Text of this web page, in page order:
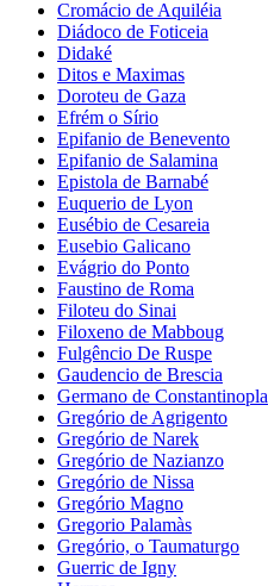
Cromácio de Aquiléia
Diádoco de Foticeia
Didaké
Ditos e Maximas
Doroteu de Gaza
Efrém o Sírio
Epifanio de Benevento
Epifanio de Salamina
Epistola de Barnabé
Euquerio de Lyon
Eusébio de Cesareia
Eusebio Galicano
Evágrio do Ponto
Faustino de Roma
Filoteu do Sinai
Filoxeno de Mabboug
Fulgêncio De Ruspe
Gaudencio de Brescia
Germano de Constantinopla
Gregório de Agrigento
Gregório de Narek
Gregório de Nazianzo
Gregório de Nissa
Gregório Magno
Gregorio Palamàs
Gregório, o Taumaturgo
Guerric de Igny